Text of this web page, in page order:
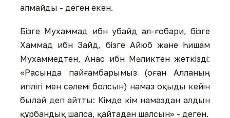
алмайды - деген екен.
Бізге Мухаммад ибн убайд әл-ғобари, бізге
Хаммад ибн Зайд, бізге Айюб және Һишам
Мухаммедтен, Анас ибн Мәликтен жеткізді:
«Расында пайғамбарымыз (оған Алланың
игілігі мен сәлемі болсын) намаз оқыды кейін
былай деп айтты: Кімде кім намаздан алдын
құрбандық шалса, қайтадан шалсын» - деген.